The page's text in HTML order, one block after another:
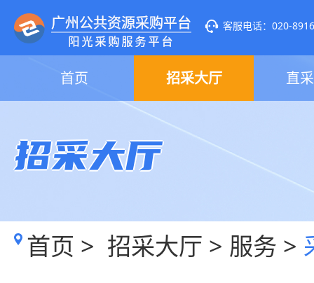
客服电话：020-
首页 招采大厅 直
招采大厅
首页 > 招采大厅 > 服务 >